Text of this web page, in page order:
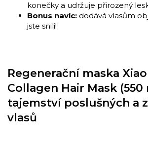
konečky a udržuje přirozený
Bonus navíc: dodává vlasům
jste snili!
Regenerační maska
Collagen Hair Mask (550
tajemství poslušných a
vlasů